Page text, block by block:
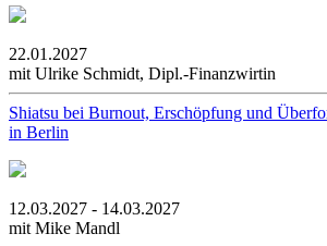
22.01.2027
mit Ulrike Schmidt, Dipl.-Finanzwirtin
Shiatsu bei Burnout, Erschöpfung und
in Berlin
12.03.2027 - 14.03.2027
mit Mike Mandl